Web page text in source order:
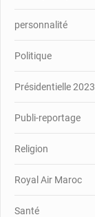
personnalité
Politique
Présidentielle 2023
Publi-reportage
Religion
Royal Air Maroc
Santé